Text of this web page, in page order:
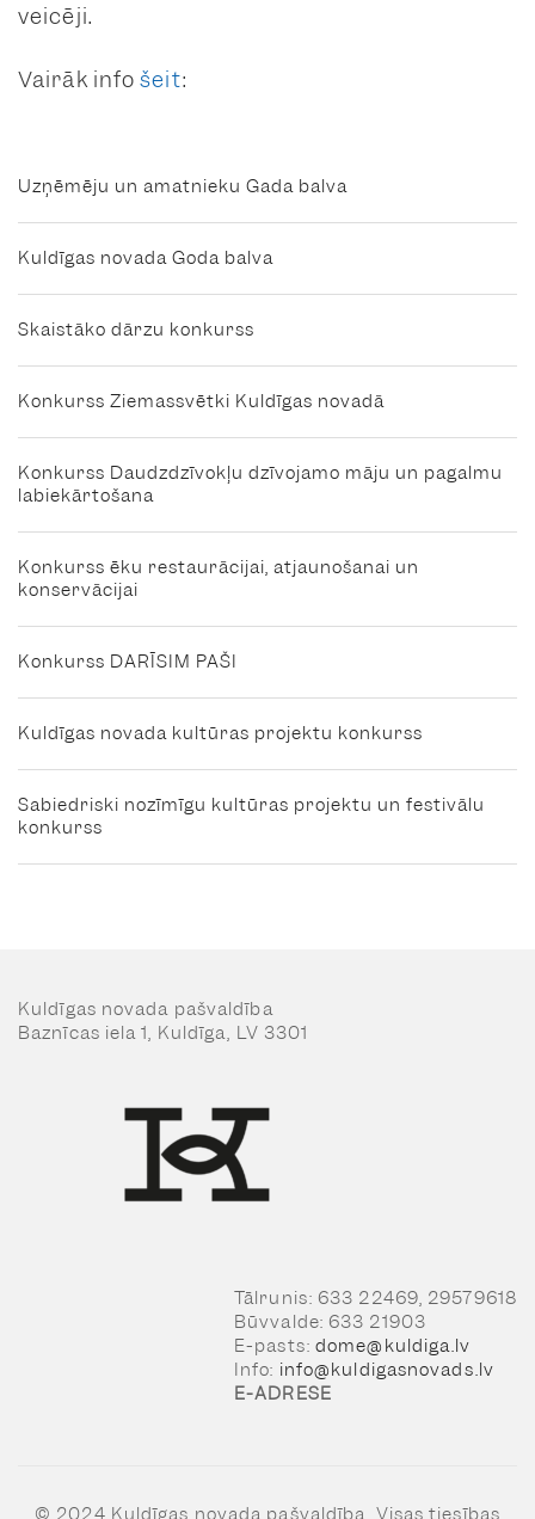
veicēji.
Vairāk infošeit:
Uzņēmēju un amatnieku Gada balva
Kuldīgas novada Goda balva
Skaistāko dārzu konkurss
Konkurss Ziemassvētki Kuldīgas novadā
Konkurss Daudzdzīvokļu dzīvojamo māju un pagalmu
labiekārtošana
Konkurss ēku restaurācijai, atjaunošanai un
konservācijai
Konkurss DARĪSIM PAŠI
Kuldīgas novada kultūras projektu konkurss
Sabiedriski nozīmīgu kultūras projektu un festivālu
konkurss
Kuldīgas novada pašvaldība
Baznīcas iela 1, Kuldīga, LV 3301
Tālrunis: 633 22469, 29579618
Būvvalde: 633 21903
E-pasts: dome@kuldiga.lv
Info: info@kuldigasnovads.lv
E-ADRESE